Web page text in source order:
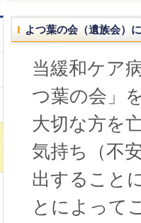
よつ葉の会（遺族会）
当緩和ケア
つ葉の会」
大切な方を
気持ち（不
出すること
とによって